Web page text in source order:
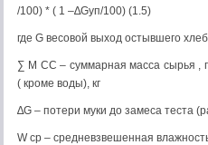
/100) * ( 1 –∆Gуп/100) (1.5)
где G весовой выход остывшего
∑ М СС – суммарная масса сырья ,
( кроме воды), кг
∆G – потери муки до замеса теста
W ср – средневзвешенная